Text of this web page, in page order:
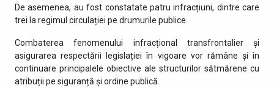
De asemenea, au fost constatate patru infracțiuni, dintre care
trei la regimul circulației pe drumurile publice.
Combaterea fenomenului infracțional transfrontalier și
asigurarea respectării legislației în vigoare vor rămâne și în
continuare principalele obiective ale structurilor sătmărene cu
atribuții pe siguranță și ordine publică.